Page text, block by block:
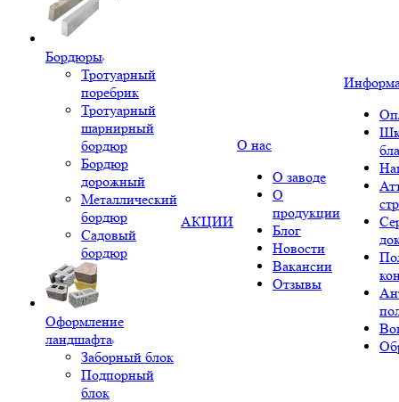
Бордюры
Тротуарный
поребрик
Тротуарный
шарнирный
бордюр
Бордюр
дорожный
Металлический
бордюр
Садовый
бордюр
Оформление
ландшафта
Заборный блок
Подпорный
блок
АКЦИИ
О нас
О заводе
О
продукции
Блог
Новости
Вакансии
Отзывы